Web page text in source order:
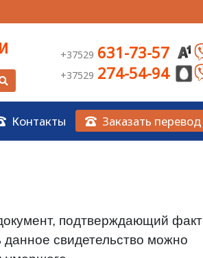
+37529 631-73-57
+37529 274-54-94
Контакты Заказать перевод
подтверждающий факт
свидетельство можно